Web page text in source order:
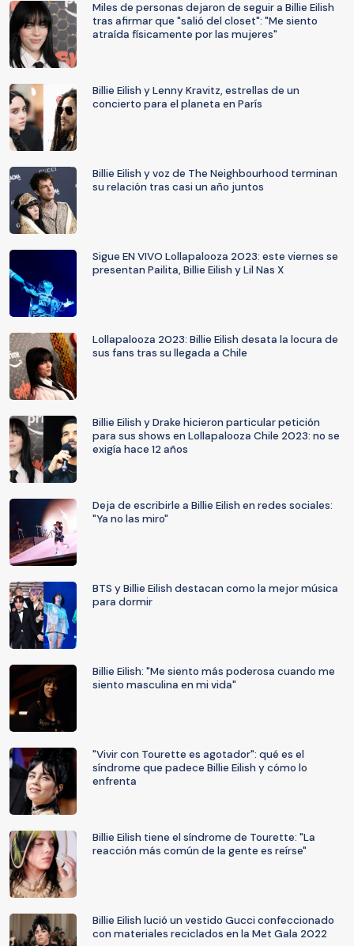
Miles de personas dejaron de seguir a Billie Eilish
tras afirmar que "salió del closet": "Me siento
atraída físicamente por las mujeres"
Billie Eilish y Lenny Kravitz, estrellas de un
concierto para el planeta en París
Billie Eilish y voz de The Neighbourhood terminan
su relación tras casi un año juntos
Sigue EN VIVO Lollapalooza 2023: este viernes se
presentan Pailita, Billie Eilish y Lil Nas X
Lollapalooza 2023: Billie Eilish desata la locura de
sus fans tras su llegada a Chile
Billie Eilish y Drake hicieron particular petición
para sus shows en Lollapalooza Chile 2023: no se
exigía hace 12 años
Deja de escribirle a Billie Eilish en redes sociales:
"Ya no las miro"
BTS y Billie Eilish destacan como la mejor música
para dormir
Billie Eilish: "Me siento más poderosa cuando me
siento masculina en mi vida"
"Vivir con Tourette es agotador": qué es el
síndrome que padece Billie Eilish y cómo lo
enfrenta
Billie Eilish tiene el síndrome de Tourette: "La
reacción más común de la gente es reírse"
Billie Eilish lució un vestido Gucci confeccionado
con materiales reciclados en la Met Gala 2022